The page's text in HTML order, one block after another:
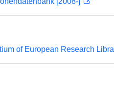
of European Research